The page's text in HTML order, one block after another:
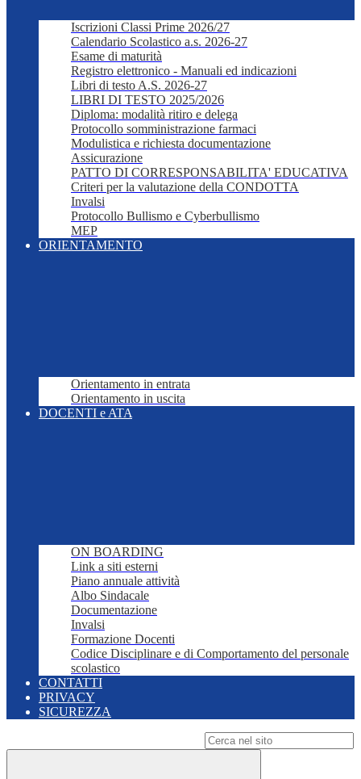
Iscrizioni Classi Prime 2026/27
Calendario Scolastico a.s. 2026-27
Esame di maturità
Registro elettronico - Manuali ed indicazioni
Libri di testo A.S. 2026-27
LIBRI DI TESTO 2025/2026
Diploma: modalità ritiro e delega
Protocollo somministrazione farmaci
Modulistica e richiesta documentazione
Assicurazione
PATTO DI CORRESPONSABILITA' EDUCATIVA
Criteri per la valutazione della CONDOTTA
Invalsi
Protocollo Bullismo e Cyberbullismo
MEP
ORIENTAMENTO
Orientamento in entrata
Orientamento in uscita
DOCENTI e ATA
ON BOARDING
Link a siti esterni
Piano annuale attività
Albo Sindacale
Documentazione
Invalsi
Formazione Docenti
Codice Disciplinare e di Comportamento del personale
scolastico
CONTATTI
PRIVACY
SICUREZZA